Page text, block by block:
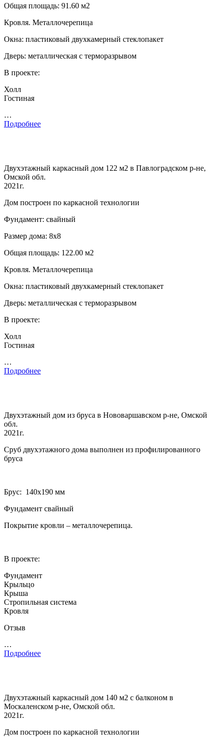
Общая площадь: 91.60 м2
Кровля. Металлочерепица
Окна: пластиковый двухкамерный стеклопакет
Дверь: металлическая с терморазрывом
В проекте:
Холл
Гостиная
…
Подробнее
Двухэтажный каркасный дом 122 м2 в Павлоградском р-не,
Омской обл.
2021г.
Дом построен по каркасной технологии
Фундамент: свайный
Размер дома: 8х8
Общая площадь: 122.00 м2
Кровля. Металлочерепица
Окна: пластиковый двухкамерный стеклопакет
Дверь: металлическая с терморазрывом
В проекте:
Холл
Гостиная
…
Подробнее
Двухэтажный дом из бруса в Нововаршавском р-не, Омской
обл.
2021г.
Сруб двухэтажного дома выполнен из профилированного
бруса
Брус: 140­х190 мм
Фундамент свайный
Покрытие кровли – металлочерепица.
В проекте:
Фундамент
Крыльцо
Крыша
Стропильная система
Кровля
Отзыв
…
Подробнее
Двухэтажный каркасный дом 140 м2 с балконом в
Москаленском р-не, Омской обл.
2021г.
Дом построен по каркасной технологии